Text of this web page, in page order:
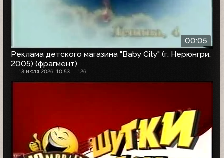
00:05
Реклама детского магазина "Baby City" (г. Нерюнгри,
2005) (фрагмент)
13 июля 2026, 10:53 126